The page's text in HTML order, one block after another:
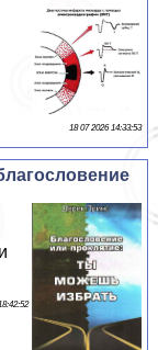
18 07 2026 14:33:53